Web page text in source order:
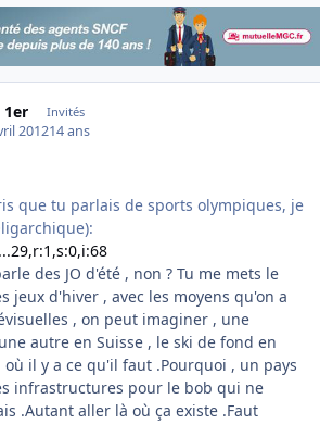
Invités
201214 ans
que tu parlais de sports olympiques, je
des JO d'été , non ? Tu me mets le
jeux d'hiver , avec les moyens qu'on a
, on peut imaginer , une
autre en Suisse , le ski de fond en
où il y a ce qu'il faut .Pourquoi , un pays
infrastructures pour le bob qui ne
.Autant aller là où ça existe .Faut